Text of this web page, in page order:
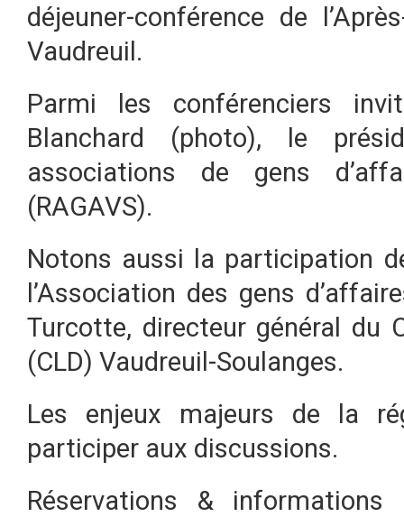
déjeuner-conférence de
Vaudreuil.
Parmi les conférenciers
Blanchard (photo), le
associations de gens
(RAGAVS).
Notons aussi la participation
l’Association des gens
Turcotte, directeur général du
(CLD) Vaudreuil-Soulanges.
Les enjeux majeurs de la
participer aux discussions.
Réservations &